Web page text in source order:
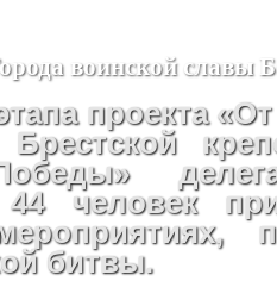
воинской славы
проекта
Брестской
44 человек
битвы.